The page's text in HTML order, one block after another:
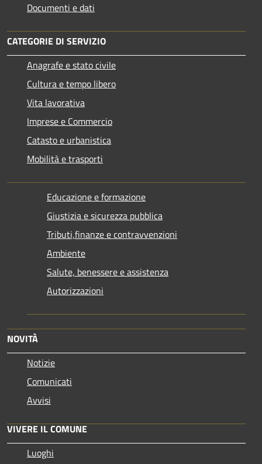
Documenti e dati
CATEGORIE DI SERVIZIO
Anagrafe e stato civile
Cultura e tempo libero
Vita lavorativa
Imprese e Commercio
Catasto e urbanistica
Mobilità e trasporti
Educazione e formazione
Giustizia e sicurezza pubblica
Tributi,finanze e contravvenzioni
Ambiente
Salute, benessere e assistenza
Autorizzazioni
NOVITÀ
Notizie
Comunicati
Avvisi
VIVERE IL COMUNE
Luoghi